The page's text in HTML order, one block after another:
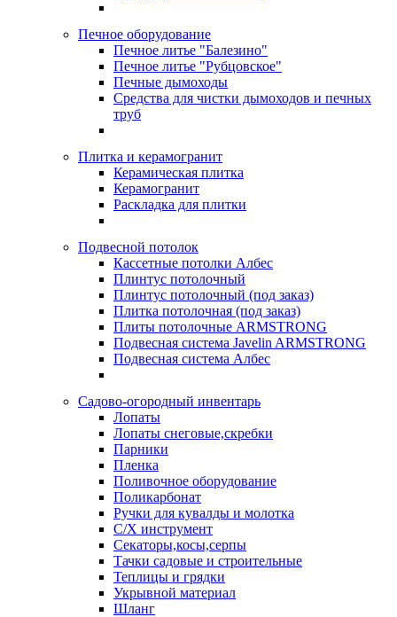
Печное оборудование
Печное литье "Балезино"
Печное литье "Рубцовское"
Печные дымоходы
Средства для чистки дымоходов и печных
труб
Плитка и керамогранит
Керамическая плитка
Керамогранит
Раскладка для плитки
Подвесной потолок
Кассетные потолки Албес
Плинтус потолочный
Плинтус потолочный (под заказ)
Плитка потолочная (под заказ)
Плиты потолочные ARMSTRONG
Подвесная система Javelin ARMSTRONG
Подвесная система Албес
Садово-огородный инвентарь
Лопаты
Лопаты снеговые,скребки
Парники
Пленка
Поливочное оборудование
Поликарбонат
Ручки для кувалды и молотка
С/Х инструмент
Секаторы,косы,серпы
Тачки садовые и строительные
Теплицы и грядки
Укрывной материал
Шланг